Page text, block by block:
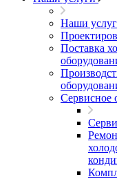
Наши
Поставка
Сервисное